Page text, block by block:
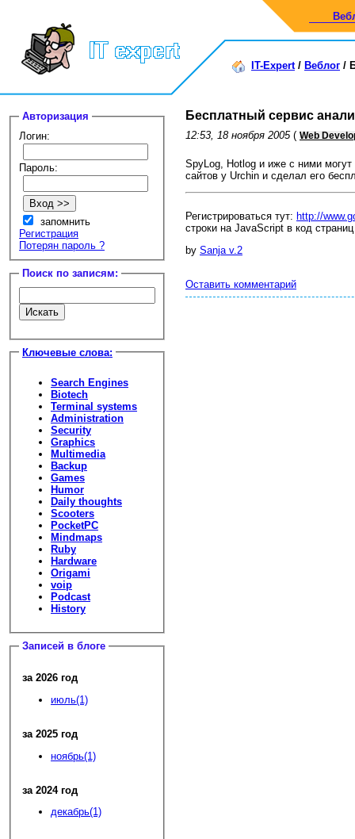
IT-Expert/ Веблог /
Авторизация
Логин:
Пароль:
запомнить
Регистрация
Потерян пароль ?
Поиск по записям:
Ключевые слова:
Search Engines
Biotech
Terminal systems
Administration
Security
Graphics
Multimedia
Backup
Games
Humor
Daily thoughts
Scooters
PocketPC
Mindmaps
Ruby
Hardware
Origami
voip
Podcast
History
Записей в блоге
за 2026 год
июль(1)
за 2025 год
ноябрь(1)
за 2024 год
декабрь(1)
Бесплатный сервис
12:53, 18 ноября 2005 ( Web
SpyLog, Hotlog и иже с ними могут
сайтов у Urchin и сделал его
Регистрироваться тут: http://
строки на JavaScript в код
by Sanja v.2
Оставить комментарий